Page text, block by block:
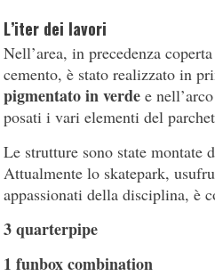
L’iter dei lavori
Nell’area, in precedenza
cemento, è stato realizzato in
pigmentato in verde e
posati i vari elementi del
Le strutture sono state montate
Attualmente lo skatepark,
appassionati della disciplina, è
3 quarterpipe
1 funbox combination